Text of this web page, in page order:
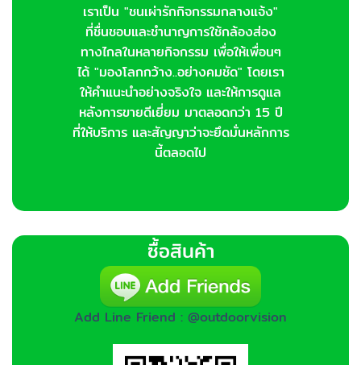
เราเป็น "ชนเผ่ารักกิจกรรมกลางแจ้ง"
ที่ชื่นชอบและชำนาญการใช้กล้องส่อง
ทางไกลในหลายกิจกรรม เพื่อให้เพื่อนๆ
ได้ "มองโลกกว้าง..อย่างคมชัด" โดยเรา
ให้คำแนะนำอย่างจริงใจ และให้การดูแล
หลังการขายดีเยี่ยม มาตลอดกว่า 15 ปี
ที่ให้บริการ และสัญญาว่าจะยึดมั่นหลักการ
นี้ตลอดไป
ซื้อสินค้า
Add Line Friend : @outdoorvision